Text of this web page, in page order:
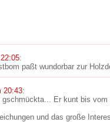
:
paßt wundorbar zur
20:43:
gschmückta... Er kunt bis vom
und das große